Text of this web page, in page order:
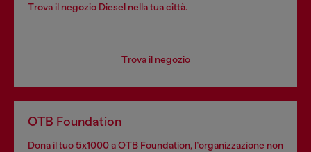
Trova il negozio Diesel nella tua città.
Trova il negozio
OTB Foundation
Dona il tuo 5x1000 a OTB Foundation, l’organizzazione non